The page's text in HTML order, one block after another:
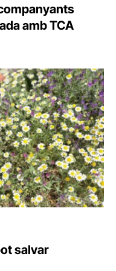
amb TCA
salvar